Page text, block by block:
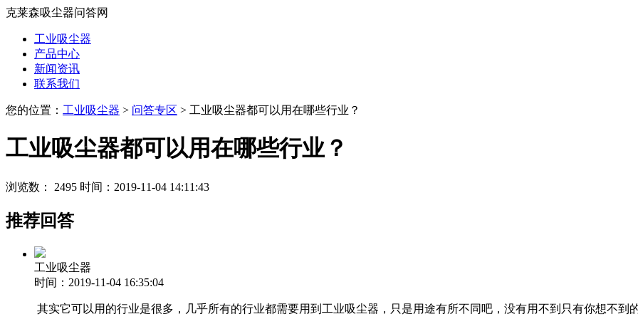
克莱森吸尘器问答网
工业吸尘器
产品中心
新闻资讯
联系我们
您的位置： 工业吸尘器 > 问答专区 > 工业吸尘器都可以用在哪些行业？
工业吸尘器都可以用在哪些行业？
浏览数： 2495 时间：2019-11-04 14:11:43
推荐回答
工业吸尘器
时间：2019-11-04 16:35:04
其实它可以用的行业是很多，几乎所有的行业都需要用到工业吸尘器，只是用途有所不同吧，没有用不到只有你想不到